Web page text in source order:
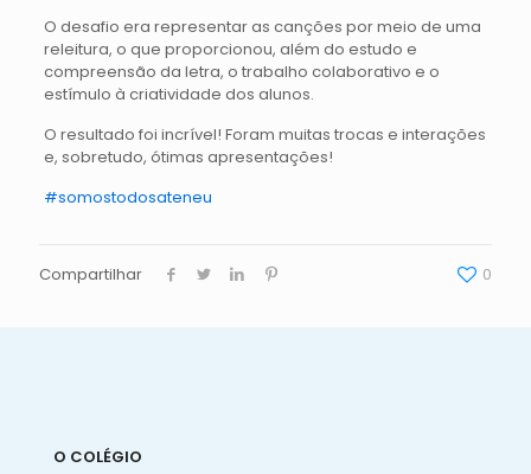
O desafio era representar as canções por meio de uma
releitura, o que proporcionou, além do estudo e
compreensão da letra, o trabalho colaborativo e o
estímulo à criatividade dos alunos.
O resultado foi incrível! Foram muitas trocas e interações
e, sobretudo, ótimas apresentações!
#somostodosateneu
Compartilhar 0
O COLÉGIO